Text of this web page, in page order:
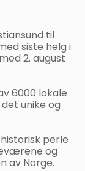
til
siste helg i
2. august
6000 lokale
unike og
perle
og
av Norge.